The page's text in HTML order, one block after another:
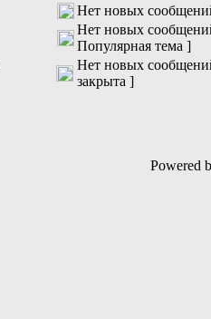
Нет новых
Нет новых
Популярная тема ]
Нет новых
закрыта ]
Powered